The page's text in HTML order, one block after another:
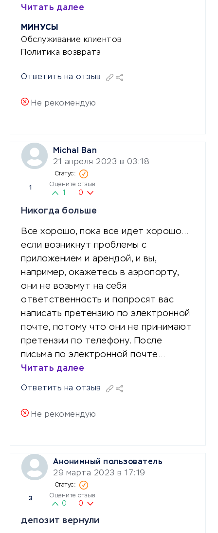
Читать далее
МИНУСЫ
Обслуживание клиентов
Политика возврата
Ответить на отзыв
Не рекомендую
Michal Ban
21 апреля 2023 в 03:18
1
Оцените отзыв
1 0
Никогда больше
Все хорошо, пока все идет хорошо…
если возникнут проблемы с
приложением и арендой, и вы,
например, окажетесь в аэропорту,
они не возьмут на себя
ответственность и попросят вас
написать претензию по электронной
почте, потому что они не принимают
претензии по телефону. После
письма по электронной почте…
Читать далее
Ответить на отзыв
Не рекомендую
Анонимный пользователь
29 марта 2023 в 17:19
3 Оцените отзыв
0 0
депозит вернули